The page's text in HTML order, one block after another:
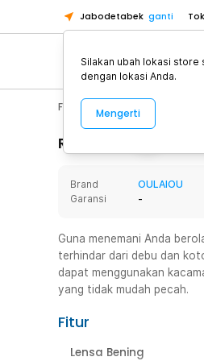
Jabodetabek ganti
Fashion, Make Up & Beauty
Rincian Produk
Brand
OULAIOU
Garansi
-
Guna menemani Anda
terhindar dari debu dan
dapat menggunakan
yang tidak mudah pecah.
Fitur
Lensa Bening
Silakan ubah lokasi store
dengan lokasi Anda.
Mengerti